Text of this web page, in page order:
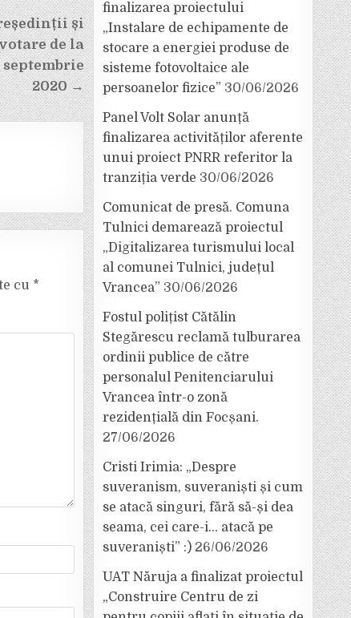
și
de la
2020 →
cu *
finalizarea proiectului
„Instalare de echipamente de
stocare a energiei produse de
sisteme fotovoltaice ale
persoanelor fizice” 30/06/2026
Panel Volt Solar anunță
finalizarea activităților aferente
unui proiect PNRR referitor la
tranziția verde 30/06/2026
Comunicat de presă. Comuna
Tulnici demarează proiectul
„Digitalizarea turismului local
al comunei Tulnici, județul
Vrancea” 30/06/2026
Fostul polițist Cătălin
Stegărescu reclamă tulburarea
ordinii publice de către
personalul Penitenciarului
Vrancea într-o zonă
rezidențială din Focșani.
27/06/2026
Cristi Irimia: „Despre
suveranism, suveraniști și cum
se atacă singuri, fără să-și dea
seama, cei care-i… atacă pe
suveraniști” :) 26/06/2026
UAT Năruja a finalizat proiectul
„Construire Centru de zi